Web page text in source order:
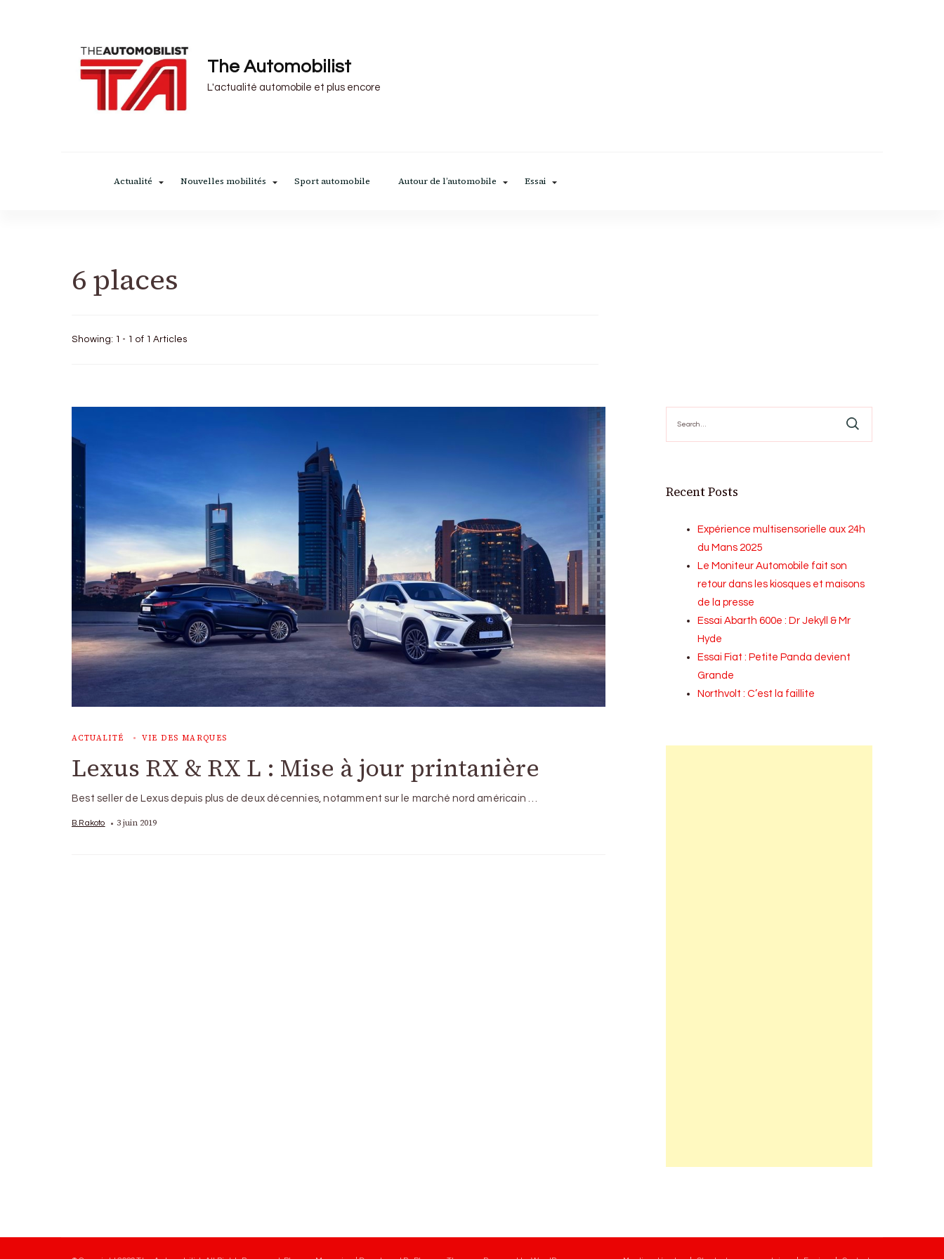
The Automobilist
L'actualité automobile et plus encore
Actualité Nouvelles mobilités Sport automobile Autour de l’automobile Essai
6 places
Showing: 1 - 1 of 1 Articles
ACTUALITÉ VIE DES MARQUES
Lexus RX & RX L : Mise à jour printanière
Best seller de Lexus depuis plus de deux décennies, notamment sur le marché nord américain …
B.Rakoto 3 juin 2019
for:
Recent Posts
Expérience multisensorielle aux 24h
du Mans 2025
Le Moniteur Automobile fait son
retour dans les kiosques et maisons
de la presse
Essai Abarth 600e : Dr Jekyll & Mr
Hyde
Essai Fiat : Petite Panda devient
Grande
Northvolt : C’est la faillite